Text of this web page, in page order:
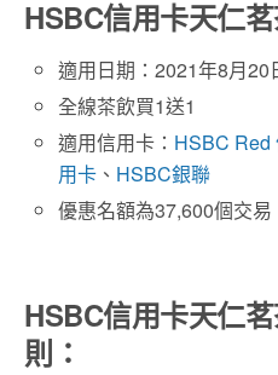
HSBC信用卡天仁
適用日期：2021年8月20
全線茶飲買1送1
適用信用卡： HSBC Red
用卡 、 HSBC銀聯
優惠名額為37,600個交易
HSBC信用卡天仁
則：